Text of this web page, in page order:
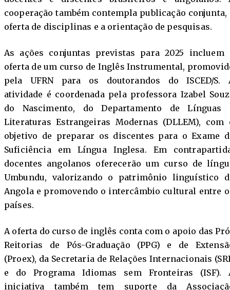
cooperação também contempla publicação conjunta,
oferta de disciplinas e a orientação de pesquisas.
As ações conjuntas previstas para 2025 incluem
oferta de um curso de Inglês Instrumental,
pela UFRN para os doutorandos do ISCED/S.
atividade é coordenada pela professora Izabel
do Nascimento, do Departamento de Línguas
Literaturas Estrangeiras Modernas (DLLEM), com
objetivo de preparar os discentes para o Exame
Suficiência em Língua Inglesa. Em
docentes angolanos oferecerão um curso de
Umbundu, valorizando o patrimônio linguístico
Angola e promovendo o intercâmbio cultural entre
países.
A oferta do curso de inglês conta com o apoio das
Reitorias de Pós-Graduação (PPG) e de
(Proex), da Secretaria de Relações Internacionais
e do Programa Idiomas sem Fronteiras (ISF).
iniciativa também tem suporte da